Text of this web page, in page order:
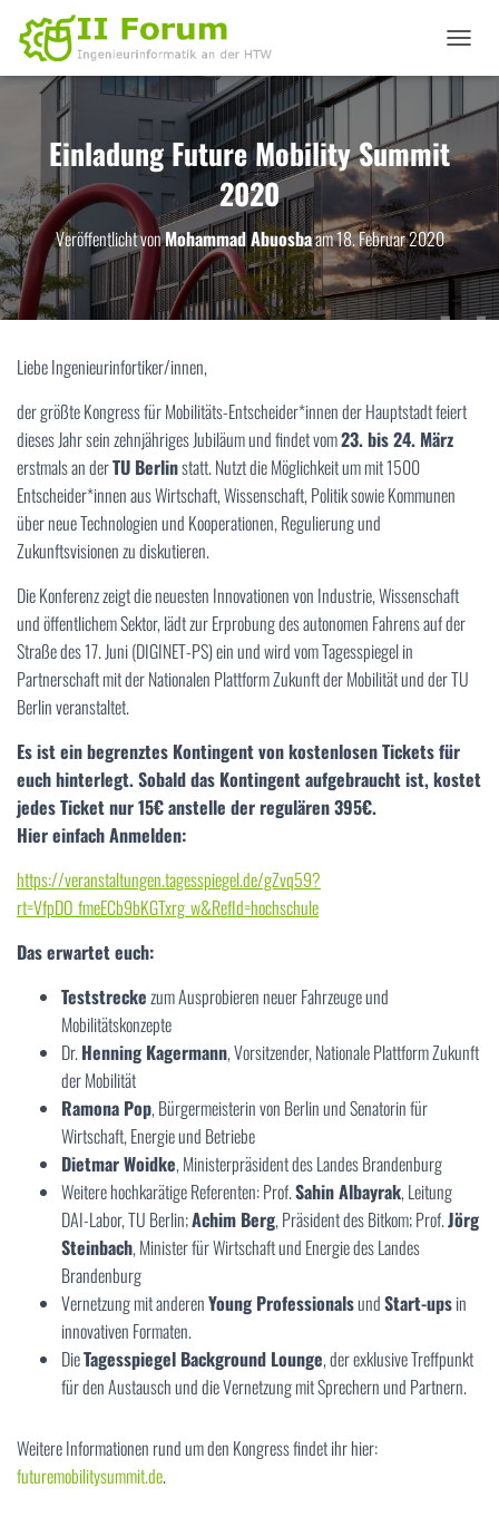
A
I
A
O
N
M
S
T
Einladung Future Mobility Summit
2020
Veröffentlicht vonMohammad Abuosbaam18. Februar 2020
Liebe Ingenieurinfortiker/innen,
der größte Kongress für Mobilitäts-Entscheider*innen der Hauptstadt feiert
dieses Jahr sein zehnjähriges Jubiläum und findet vom23. bis 24. März
erstmals an derTU Berlinstatt. Nutzt die Möglichkeit um mit 1500
Entscheider*innen aus Wirtschaft, Wissenschaft, Politik sowie Kommunen
über neue Technologien und Kooperationen, Regulierung und
Zukunftsvisionen zu diskutieren.
Die Konferenz zeigt die neuesten Innovationen von Industrie, Wissenschaft
und öffentlichem Sektor, lädt zur Erprobung des autonomen Fahrens auf der
Straße des 17. Juni (DIGINET-PS) ein und wird vom Tagesspiegel in
Partnerschaft mit der Nationalen Plattform Zukunft der Mobilität und der TU
Berlin veranstaltet.
Es ist ein begrenztes Kontingent von kostenlosen Tickets für
euch hinterlegt. Sobald das Kontingent aufgebraucht ist, kostet
jedes Ticket nur 15€ anstelle der regulären 395€.
Hier einfach Anmelden:
https://veranstaltungen.tagesspiegel.de/gZvq59?
rt=VfpDO_fmeECb9bKGTxrg_w&RefId=hochschule
Das erwartet euch:
Teststreckezum Ausprobieren neuer Fahrzeuge und
Mobilitätskonzepte
Dr.Henning Kagermann, Vorsitzender, Nationale Plattform Zukunft
der Mobilität
Ramona Pop, Bürgermeisterin von Berlin und Senatorin für
Wirtschaft, Energie und Betriebe
Dietmar Woidke, Ministerpräsident des Landes Brandenburg
Weitere hochkarätige Referenten: Prof.Sahin Albayrak, Leitung
DAI-Labor, TU Berlin;Achim Berg, Präsident des Bitkom; Prof.Jörg
Steinbach, Minister für Wirtschaft und Energie des Landes
Brandenburg
Vernetzung mit anderenYoung ProfessionalsundStart-upsin
innovativen Formaten.
DieTagesspiegel Background Lounge, der exklusive Treffpunkt
für den Austausch und die Vernetzung mit Sprechern und Partnern.
Weitere Informationen rund um den Kongress findet ihr hier:
futuremobilitysummit.de.